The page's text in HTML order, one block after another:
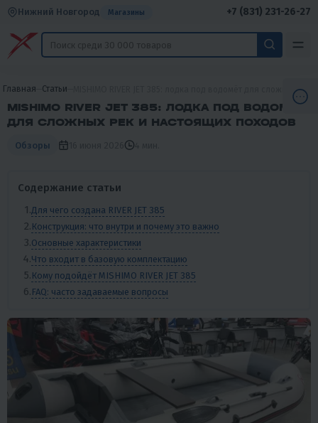
Нижний Новгород Магазины +7 (831) 231-26-27
Главная Статьи MISHIMO RIVER JET 385: лодка под водомёт для сложных
MISHIMO RIVER JET 385: ЛОДКА ПОД ВОДОМЁТ
ДЛЯ СЛОЖНЫХ РЕК И НАСТОЯЩИХ ПОХОДОВ
Обзоры
Содержание статьи
Для чего создана RIVER JET 385
Конструкция: что внутри и почему это важно
Основные характеристики
Что входит в базовую комплектацию
Кому подойдёт MISHIMO RIVER JET 385
FAQ: часто задаваемые вопросы